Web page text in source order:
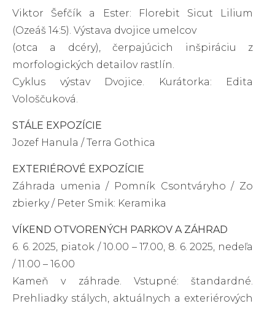
Viktor Šefčík a Ester: Florebit Sicut Lilium
(Ozeáš 14:5). Výstava dvojice umelcov
(otca a dcéry), čerpajúcich inšpiráciu z
morfologických detailov rastlín.
Cyklus výstav Dvojice. Kurátorka: Edita
Vološčuková.
STÁLE EXPOZÍCIE
Jozef Hanula / Terra Gothica
EXTERIÉROVÉ EXPOZÍCIE
Záhrada umenia / Pomník Csontváryho / Zo
zbierky / Peter Smik: Keramika
VÍKEND OTVORENÝCH PARKOV A ZÁHRAD
6. 6. 2025, piatok / 10.00 – 17.00, 8. 6. 2025, nedeľa
/ 11.00 – 16.00
Kameň v záhrade. Vstupné: štandardné.
Prehliadky stálych, aktuálnych a exteriérových